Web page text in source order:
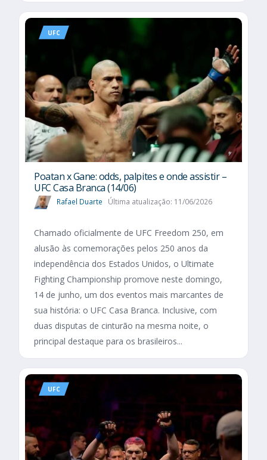
UFC
Poatan x Gane: odds, palpites e onde assistir –
UFC Casa Branca (14/06)
Rafael Duarte Última atualização: 11/06/2026
Chamado oficialmente de UFC Freedom 250, em
alusão às comemorações pelos 250 anos da
independência dos Estados Unidos, o Ultimate
Fighting Championship promove neste domingo,
14 de junho, um dos eventos mais marcantes de
sua história: o UFC Casa Branca. Inclusive, com
duas disputas de cinturão na mesma noite, o
principal destaque para os brasileiros...
UFC